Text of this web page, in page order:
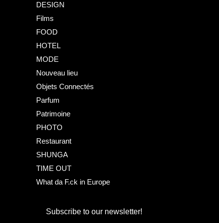
DESIGN
Films
FOOD
HOTEL
MODE
Nouveau lieu
Objets Connectés
Parfum
Patrimoine
PHOTO
Restaurant
SHUNGA
TIME OUT
What da F.ck in Europe
Subscribe to our newsletter!